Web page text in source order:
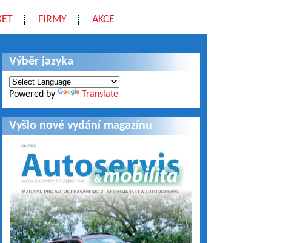
FIRMY AKCE
Výběr jazyka
Powered by Translate
Vyšlo nové vydání magazínu